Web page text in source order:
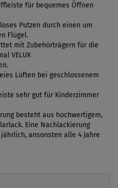
für bequemes Öffnen
Putzen durch einen um
Flügel.
mit Zubehörträgern für die
VELUX
Lüften bei geschlossenem
sehr gut für Kinderzimmer
besteht aus hochwertigem,
Eine Nachlackierung
ansonsten alle 4 Jahre